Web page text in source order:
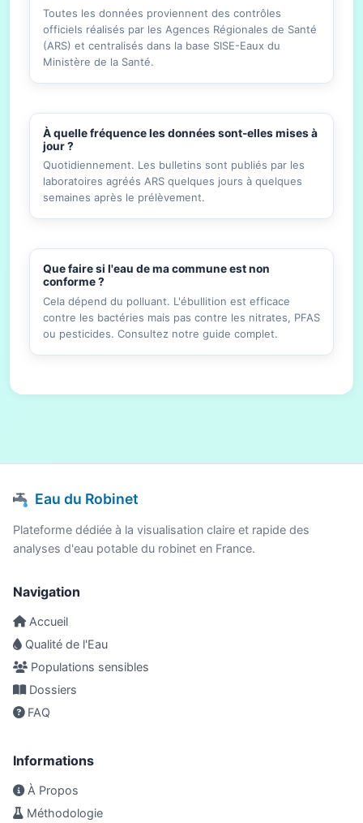
Toutes les données proviennent des contrôles
officiels réalisés par les Agences Régionales de Santé
(ARS) et centralisés dans la base SISE-Eaux du
Ministère de la Santé.
À quelle fréquence les données sont-elles mises à
jour ?
Quotidiennement. Les bulletins sont publiés par les
laboratoires agréés ARS quelques jours à quelques
semaines après le prélèvement.
Que faire si l'eau de ma commune est non
conforme ?
Cela dépend du polluant. L'ébullition est efficace
contre les bactéries mais pas contre les nitrates, PFAS
ou pesticides. Consultez notre guide complet.
Eau du Robinet
Plateforme dédiée à la visualisation claire et rapide des
analyses d'eau potable du robinet en France.
Navigation
Accueil
Qualité de l'Eau
Populations sensibles
Dossiers
FAQ
Informations
À Propos
Méthodologie